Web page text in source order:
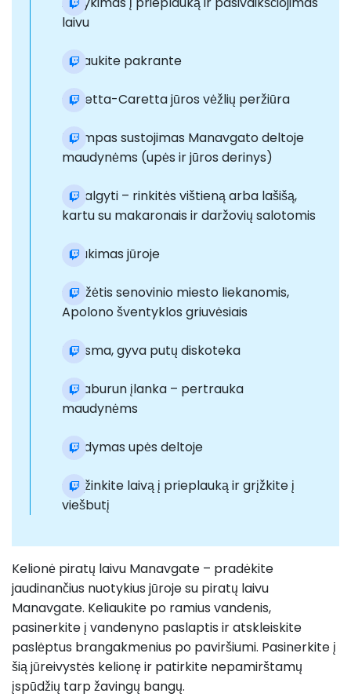
laivu
Keliaukite pakrante
Caretta-Caretta jūros vėžlių peržiūra
Trumpas sustojimas Manavgato deltoje
maudynėms (upės ir jūros derinys)
Pavalgyti – rinkitės vištieną arba lašišą,
kartu su makaronais ir daržovių salotomis
Plaukimas jūroje
Grožėtis senovinio miesto liekanomis,
Apolono šventyklos griuvėsiais
Linksma, gyva putų diskoteka
Karaburun įlanka – pertrauka
maudynėms
Nardymas upės deltoje
Grąžinkite laivą į prieplauką ir grįžkite į
viešbutį
Kelionė piratų laivu Manavgate – pradėkite
jaudinančius nuotykius jūroje su piratų laivu
Manavgate. Keliaukite po ramius vandenis,
pasinerkite į vandenyno paslaptis ir atskleiskite
paslėptus brangakmenius po paviršiumi. Pasinerkite į
šią jūreivystės kelionę ir patirkite nepamirštamų
įspūdžių tarp žavingų bangų.